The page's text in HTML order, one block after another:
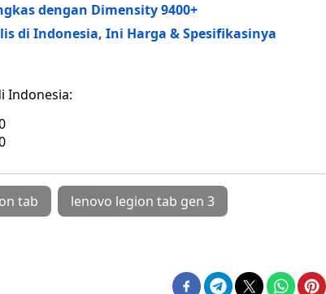
dengan Dimensity 9400+
di Indonesia, Ini Harga & Spesifikasinya
Indonesia:
tab lenovo legion tab gen 3